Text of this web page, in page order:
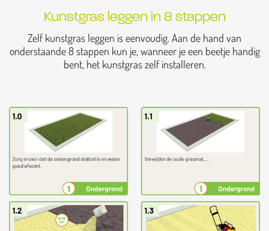
Kunstgras leggen in 8 stappen
Zelf kunstgras leggen is eenvoudig. Aan de hand van
onderstaande 8 stappen kun je, wanneer je een beetje handig
bent, het kunstgras zelf installeren.